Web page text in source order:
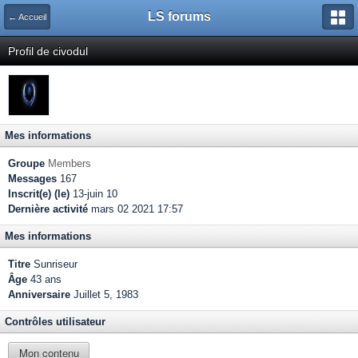
← Accueil LS forums
Profil de civodul
Mes informations
Groupe Members
Messages 167
Inscrit(e) (le) 13-juin 10
Dernière activité mars 02 2021 17:57
Mes informations
Titre Sunriseur
Âge 43 ans
Anniversaire Juillet 5, 1983
Contrôles utilisateur
Mon contenu